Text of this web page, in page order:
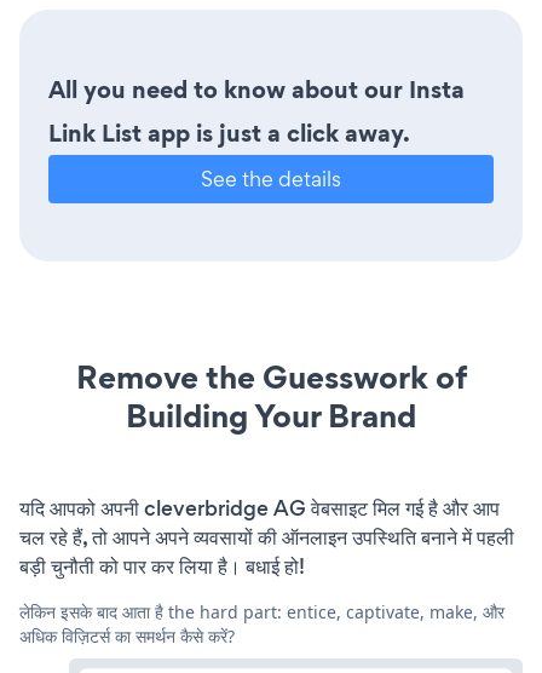
All you need to know about our Insta
Link List app is just a click away.
See the details
Remove the Guesswork of
Building Your Brand
यदि आपको अपनी cleverbridge AG वेबसाइट मिल गई है और आप
चल रहे हैं, तो आपने अपने व्यवसायों की ऑनलाइन उपस्थिति बनाने में पहली
बड़ी चुनौती को पार कर लिया है। बधाई हो!
लेकिन इसके बाद आता है the hard part: entice, captivate, make, और
अधिक विज़िटर्स का समर्थन कैसे करें?